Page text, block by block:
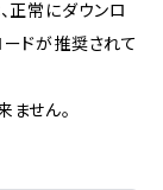
正常にダウンロ
ドが推奨されて
せん。